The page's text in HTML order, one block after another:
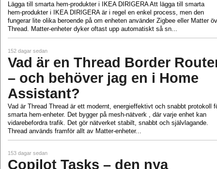
Lägga till smarta hem‑produkter i IKEA DIRIGERA Att lägga till smarta
hem‑produkter i IKEA DIRIGERA är i regel en enkel process, men den
fungerar lite olika beroende på om enheten använder Zigbee eller Matter
Thread. Matter‑enheter dyker oftast upp automatiskt så sn...
152 dagar sedan
Vad är en Thread Border
– och behöver jag en i Home
Assistant?
Vad är Thread Thread är ett modernt, energieffektivt och snabbt protokoll
smarta hem‑enheter. Det bygger på mesh‑nätverk , där varje enhet kan
vidarebefordra trafik. Det gör nätverket stabilt, snabbt och självlagande.
Thread används framför allt av Matter‑enheter...
153 dagar sedan
Copilot Tasks – den nya